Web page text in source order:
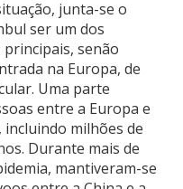
junta-se o
ser um dos
senão
na Europa, de
Uma parte
entre a Europa e
incluindo milhões de
Durante mais de
mantiveram-se